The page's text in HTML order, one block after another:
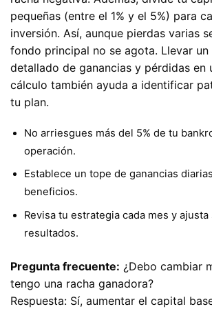
pequeñas (entre el 1% y el 5%) para
inversión. Así, aunque pierdas varias
fondo principal no se agota. Llevar
detallado de ganancias y pérdidas en
cálculo también ayuda a identificar
tu plan.
No arriesgues más del 5% de tu
operación.
Establece un tope de ganancias
beneficios.
Revisa tu estrategia cada mes y ajusta
resultados.
Pregunta frecuente: ¿Debo cambiar
tengo una racha ganadora?
Respuesta: Sí, aumentar el capital